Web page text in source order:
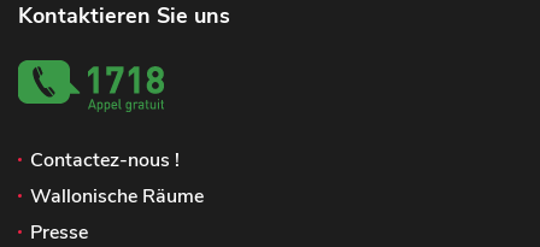
Kontaktieren Sie uns
Contactez-nous !
Wallonische Räume
Presse